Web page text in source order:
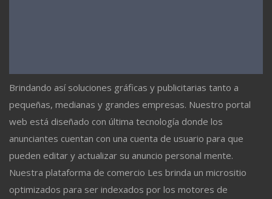
Brindando así soluciones gráficas y publicitarias tanto a
pequeñas, medianas y grandes empresas. Nuestro portal
web está diseñado con última tecnología donde los
anunciantes cuentan con una cuenta de usuario para que
pueden editar y actualizar su anuncio personal mente.
Nuestra plataforma de comercio Les brinda un micrositio
optimizados para ser indexados por los motores de